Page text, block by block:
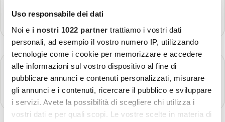
Uso responsabile dei dati
Noi e i nostri 1022 partner trattiamo i vostri dati
personali, ad esempio il vostro numero IP, utilizzando
tecnologie come i cookie per memorizzare e accedere
alle informazioni sul vostro dispositivo al fine di
pubblicare annunci e contenuti personalizzati, misurare
gli annunci e i contenuti, ricercare il pubblico e sviluppare
i servizi. Avete la possibilità di scegliere chi utilizza i
vostri dati e per quali scopi. Le vostre scelte in materia di
Più dettagli
GIORNO 3
Delhi - Agra
Più dettagli